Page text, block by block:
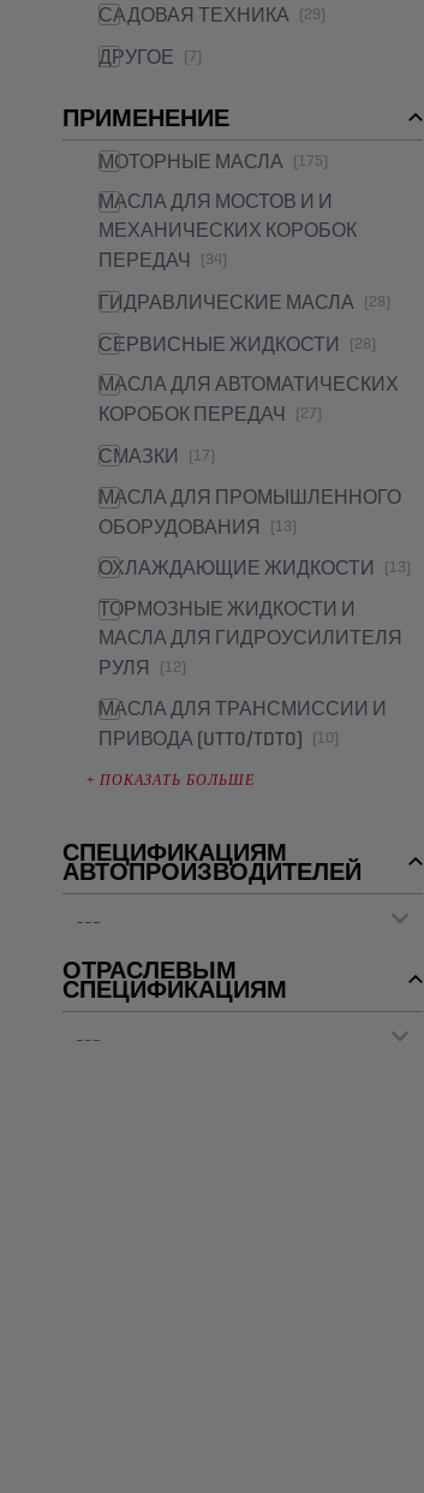
САДОВАЯ ТЕХНИКА (29)
ДРУГОЕ (7)
ПРИМЕНЕНИЕ
МОТОРНЫЕ МАСЛА (175)
МАСЛА ДЛЯ МОСТОВ И И
МЕХАНИЧЕСКИХ КОРОБОК
ПЕРЕДАЧ (34)
ГИДРАВЛИЧЕСКИЕ МАСЛА (28)
СЕРВИСНЫЕ ЖИДКОСТИ (28)
МАСЛА ДЛЯ АВТОМАТИЧЕСКИХ
КОРОБОК ПЕРЕДАЧ (27)
СМАЗКИ (17)
МАСЛА ДЛЯ ПРОМЫШЛЕННОГО
ОБОРУДОВАНИЯ
(13)
ОХЛАЖДАЮЩИЕ ЖИДКОСТИ (13)
ТОРМОЗНЫЕ ЖИДКОСТИ И
МАСЛА ДЛЯ ГИДРОУСИЛИТЕЛЯ
РУЛЯ
(12)
МАСЛА ДЛЯ ТРАНСМИССИИ И
ПРИВОДА (UTTO/TDTO) (10)
+ ПОКАЗАТЬ БОЛЬШЕ
СПЕЦИФИКАЦИЯМ
АВТОПРОИЗВОДИТЕЛЕЙ
ОТРАСЛЕВЫМ
СПЕЦИФИКАЦИЯМ